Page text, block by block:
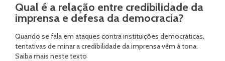
Qual é a relação entre credibilidade da
imprensa e defesa da democracia?
Quando se fala em ataques contra instituições democráticas,
tentativas de minar a credibilidade da imprensa vêm à tona.
Saiba mais neste texto